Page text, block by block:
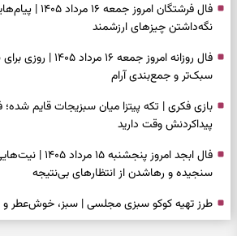
فال فرشتگان
نگه‌داشتن چیزهای ارزشمند
فال روزانه امروز
سبک‌تر و جمع‌بندی آرام
پیداکردنش وقت دارید
فال ابجد امروز
سنجیده و رهاشدن از انتظارهای بی‌نتیجه
طرز تهیه کوکو سبزی مجلسی | سبز، خوش‌عطر